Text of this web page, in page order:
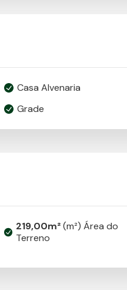
Casa Alvenaria
Grade
219,00m²(m²) Área do
Terreno